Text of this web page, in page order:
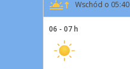
Wschód o 05:40
06 - 07 h